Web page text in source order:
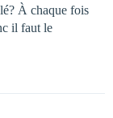
À chaque fois
il faut le